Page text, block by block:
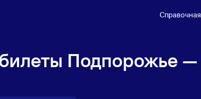
Справочная
Подпорожье —